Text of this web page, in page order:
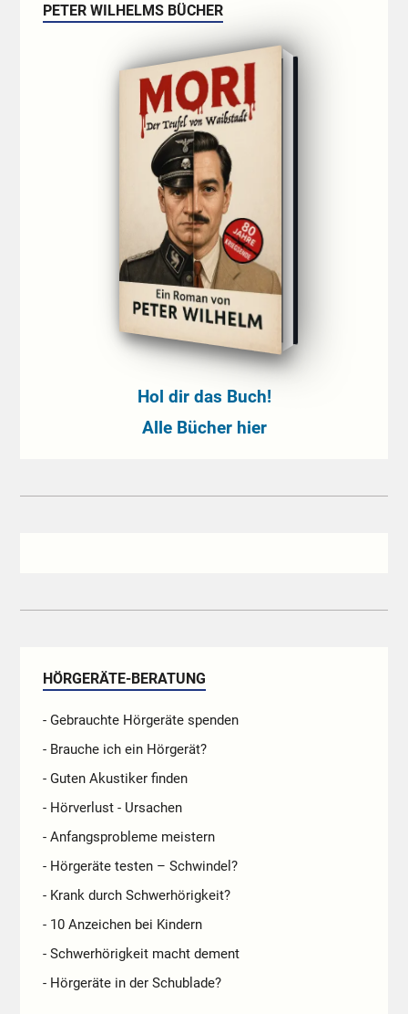
PETER WILHELMS BÜCHER
Hol dir das Buch!
Alle Bücher hier
HÖRGERÄTE-BERATUNG
- Gebrauchte Hörgeräte spenden
- Brauche ich ein Hörgerät?
- Guten Akustiker finden
- Hörverlust - Ursachen
- Anfangsprobleme meistern
- Hörgeräte testen – Schwindel?
- Krank durch Schwerhörigkeit?
- 10 Anzeichen bei Kindern
- Schwerhörigkeit macht dement
- Hörgeräte in der Schublade?